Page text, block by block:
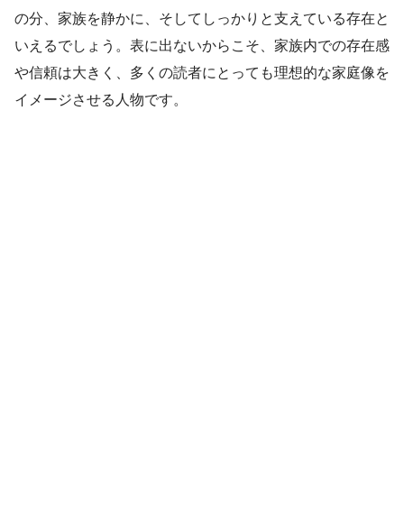
の分、家族を静かに、そしてしっかりと支えている存在と
いえるでしょう。表に出ないからこそ、家族内での存在感
や信頼は大きく、多くの読者にとっても理想的な家庭像を
イメージさせる人物です。